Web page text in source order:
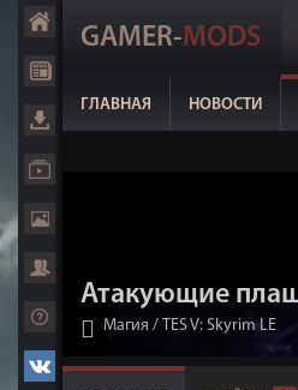
GAMER-MODS
ГЛАВНАЯ НОВОСТИ
Атакующие
Магия / TES V: Skyrim LE